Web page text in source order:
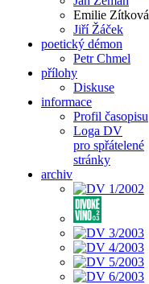
Emilie Zítková
Jiří Žáček
poetický démon
Petr Chmel
přílohy
Diskuse
informace
Profil časopisu
Loga DV
pro spřátelené
stránky
archiv